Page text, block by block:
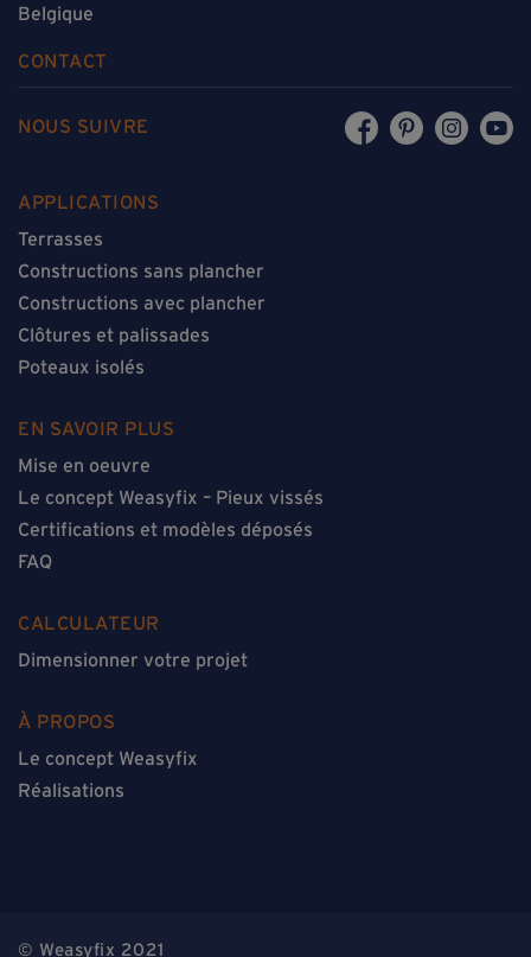
Belgique
CONTACT
NOUS SUIVRE
APPLICATIONS
Terrasses
Constructions sans plancher
Constructions avec plancher
Clôtures et palissades
Poteaux isolés
EN SAVOIR PLUS
Mise en oeuvre
Le concept Weasyfix – Pieux vissés
Certifications et modèles déposés
FAQ
CALCULATEUR
Dimensionner votre projet
À PROPOS
Le concept Weasyfix
Réalisations
© Weasyfix 2021